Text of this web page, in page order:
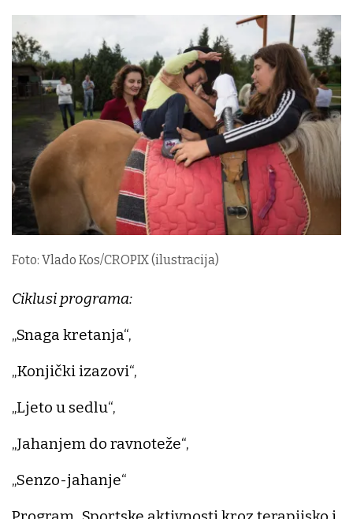
Foto: Vlado Kos/CROPIX (ilustracija)
Ciklusi programa:
„Snaga kretanja“,
„Konjički izazovi“,
„Ljeto u sedlu“,
„Jahanjem do ravnoteže“,
„Senzo-jahanje“